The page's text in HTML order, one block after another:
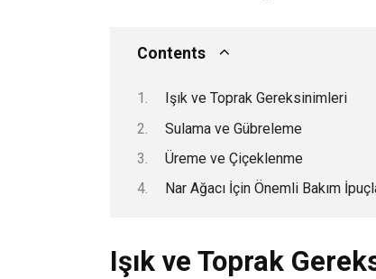
Contents
Işık ve Toprak Gereksinimleri
Sulama ve Gübreleme
Üreme ve Çiçeklenme
Nar Ağacı İçin Önemli Bakım
Işık ve Toprak